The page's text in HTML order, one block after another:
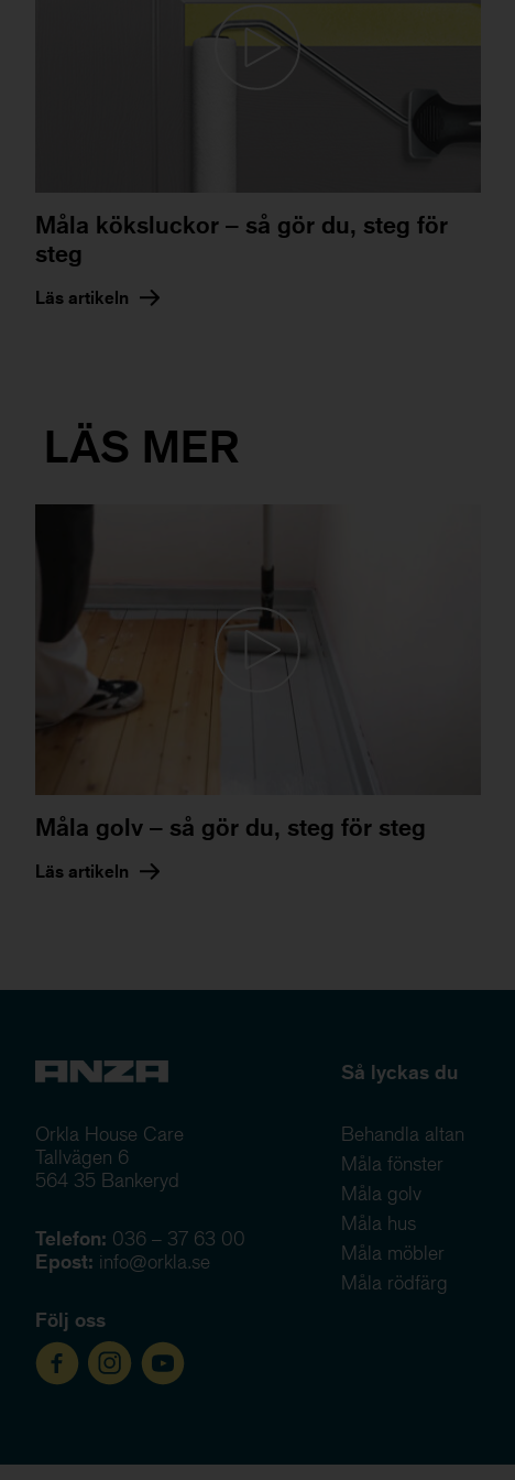
Måla köksluckor – så gör du, steg för
steg
Läs artikeln
LÄS MER
Måla golv – så gör du, steg för steg
Läs artikeln
Orkla House Care
Tallvägen 6
564 35 Bankeryd
Telefon: 036 – 37 63 00
Epost: info@orkla.se
Följ oss
Så lyckas du
Behandla altan
Måla fönster
Måla golv
Måla hus
Måla möbler
Måla rödfärg